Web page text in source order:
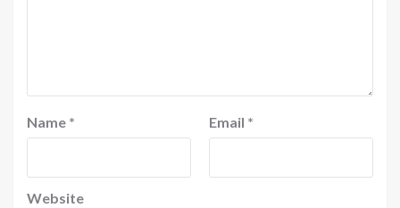
Name * Email *
Website